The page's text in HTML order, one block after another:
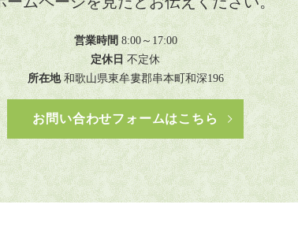
営業時間8:00～17:00
定休日 不定休
所在地和歌山県東牟婁郡串本町和深196
お問い合わせフォームはこちら